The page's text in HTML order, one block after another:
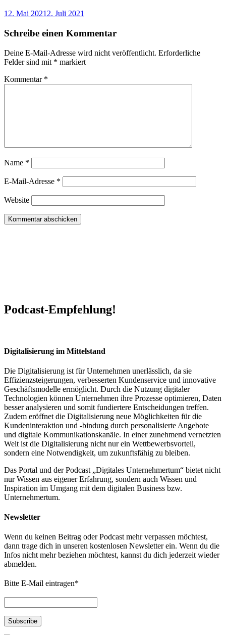
12. Mai 2021 2. Juli 2021
Schreibe einen Kommentar
Deine E-Mail-Adresse wird nicht veröffentlicht. Erforderliche
Felder sind mit * markiert
Kommentar *
Name *
E-Mail-Adresse *
Website
Podcast-Empfehlung!
Digitalisierung im Mittelstand
Die Digitalisierung ist für Unternehmen unerlässlich, da sie
Effizienzsteigerungen, verbesserten Kundenservice und innovative
Geschäftsmodelle ermöglicht. Durch die Nutzung digitaler
Technologien können Unternehmen ihre Prozesse optimieren, Daten
besser analysieren und somit fundiertere Entscheidungen treffen.
Zudem eröffnet die Digitalisierung neue Möglichkeiten für die
Kundeninteraktion und -bindung durch personalisierte Angebote
und digitale Kommunikationskanäle. In einer zunehmend vernetzten
Welt ist die Digitalisierung nicht nur ein Wettbewerbsvorteil,
sondern eine Notwendigkeit, um zukunftsfähig zu bleiben.
Das Portal und der Podcast „Digitales Unternehmertum“ bietet nicht
nur Wissen aus eigener Erfahrung, sondern auch Wissen und
Inspiration im Umgang mit dem digitalen Business bzw.
Unternehmertum.
Newsletter
Wenn du keinen Beitrag oder Podcast mehr verpassen möchtest,
dann trage dich in unseren kostenlosen Newsletter ein. Wenn du die
Infos nicht mehr beziehen möchtest, kannst du dich jederzeit wieder
abmelden.
Bitte E-Mail eintragen*